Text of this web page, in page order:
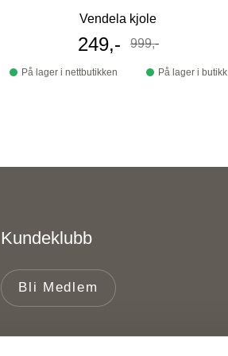
Vendela kjole
Tilbudspris
249,- Før
999,-
På lager i nettbutikken På lager i butikk
Kundeklubb
Bli Medlem